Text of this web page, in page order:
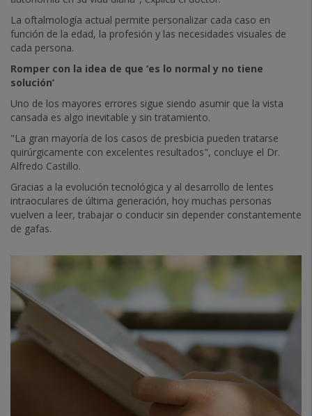
La oftalmología actual permite personalizar cada caso en
función de la edad, la profesión y las necesidades visuales de
cada persona.
Romper con la idea de que ‘es lo normal y no tiene
solución’
Uno de los mayores errores sigue siendo asumir que la vista
cansada es algo inevitable y sin tratamiento.
"La gran mayoría de los casos de presbicia pueden tratarse
quirúrgicamente con excelentes resultados", concluye el Dr.
Alfredo Castillo.
Gracias a la evolución tecnológica y al desarrollo de lentes
intraoculares de última generación, hoy muchas personas
vuelven a leer, trabajar o conducir sin depender constantemente
de gafas.